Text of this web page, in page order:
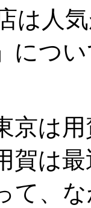
は人
につ
京は
賀は
て、